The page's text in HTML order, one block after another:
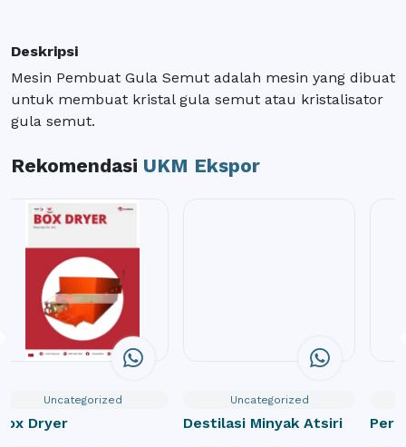
Deskripsi
Mesin Pembuat Gula Semut adalah mesin yang dibuat
untuk membuat kristal gula semut atau kristalisator
gula semut.
Rekomendasi UKM Ekspor
Uncategorized
Dryer
Uncategorized
Destilasi Minyak Atsiri